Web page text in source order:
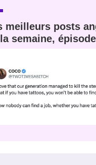
meilleurs posts
semaine,